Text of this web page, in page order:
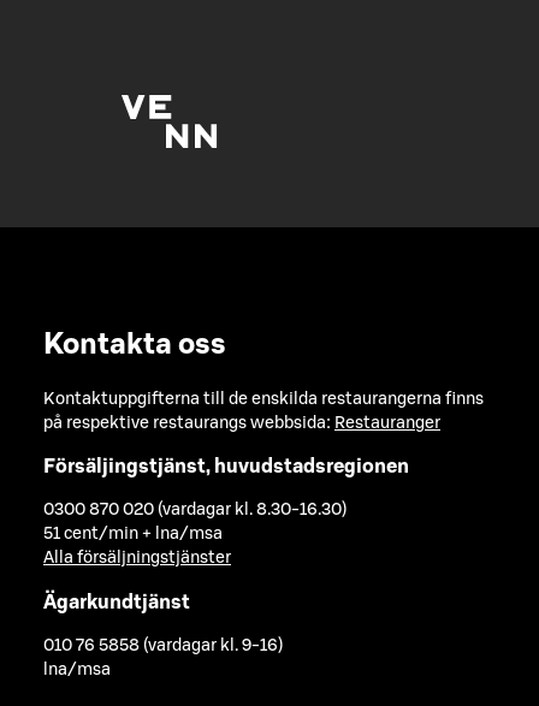
Kontakta oss
Kontaktuppgifterna till de enskilda restaurangerna finns
på respektive restaurangs webbsida: Restauranger
Försäljingstjänst, huvudstadsregionen
0300 870 020 (vardagar kl. 8.30-16.30)
51 cent/min + lna/msa
Alla försäljningstjänster
Ägarkundtjänst
010 76 5858 (vardagar kl. 9-16)
lna/msa